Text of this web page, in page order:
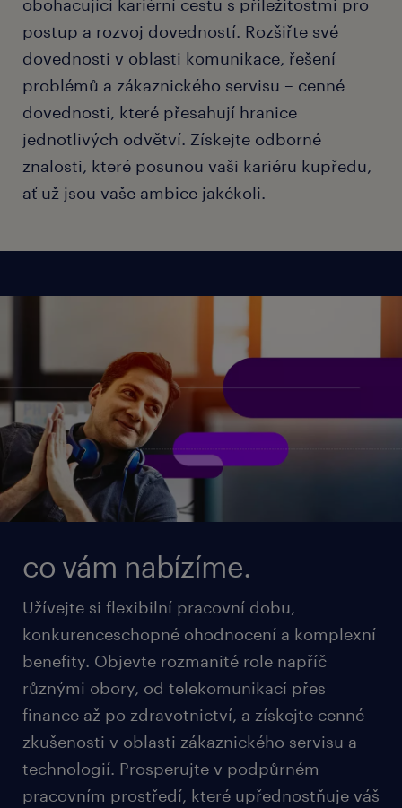
obohacující kariérní cestu s příležitostmi pro
postup a rozvoj dovedností. Rozšiřte své
dovednosti v oblasti komunikace, řešení
problémů a zákaznického servisu – cenné
dovednosti, které přesahují hranice
jednotlivých odvětví. Získejte odborné
znalosti, které posunou vaši kariéru kupředu,
ať už jsou vaše ambice jakékoli.
co vám nabízíme.
Užívejte si flexibilní pracovní dobu,
konkurenceschopné ohodnocení a komplexní
benefity. Objevte rozmanité role napříč
různými obory, od telekomunikací přes
finance až po zdravotnictví, a získejte cenné
zkušenosti v oblasti zákaznického servisu a
technologií. Prosperujte v podpůrném
pracovním prostředí, které upřednostňuje váš